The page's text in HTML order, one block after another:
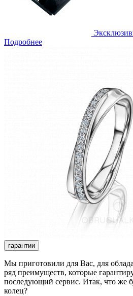
Подробнее
гарантии
Мы приготовили для Вас, для
ряд преимуществ, которые
последующий сервис. Итак, что же
колец?